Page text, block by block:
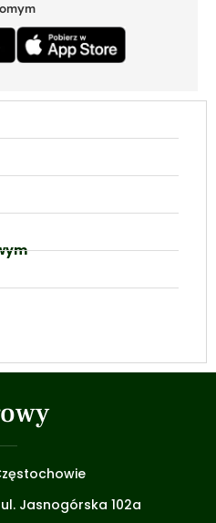
Jasnogórska 102a